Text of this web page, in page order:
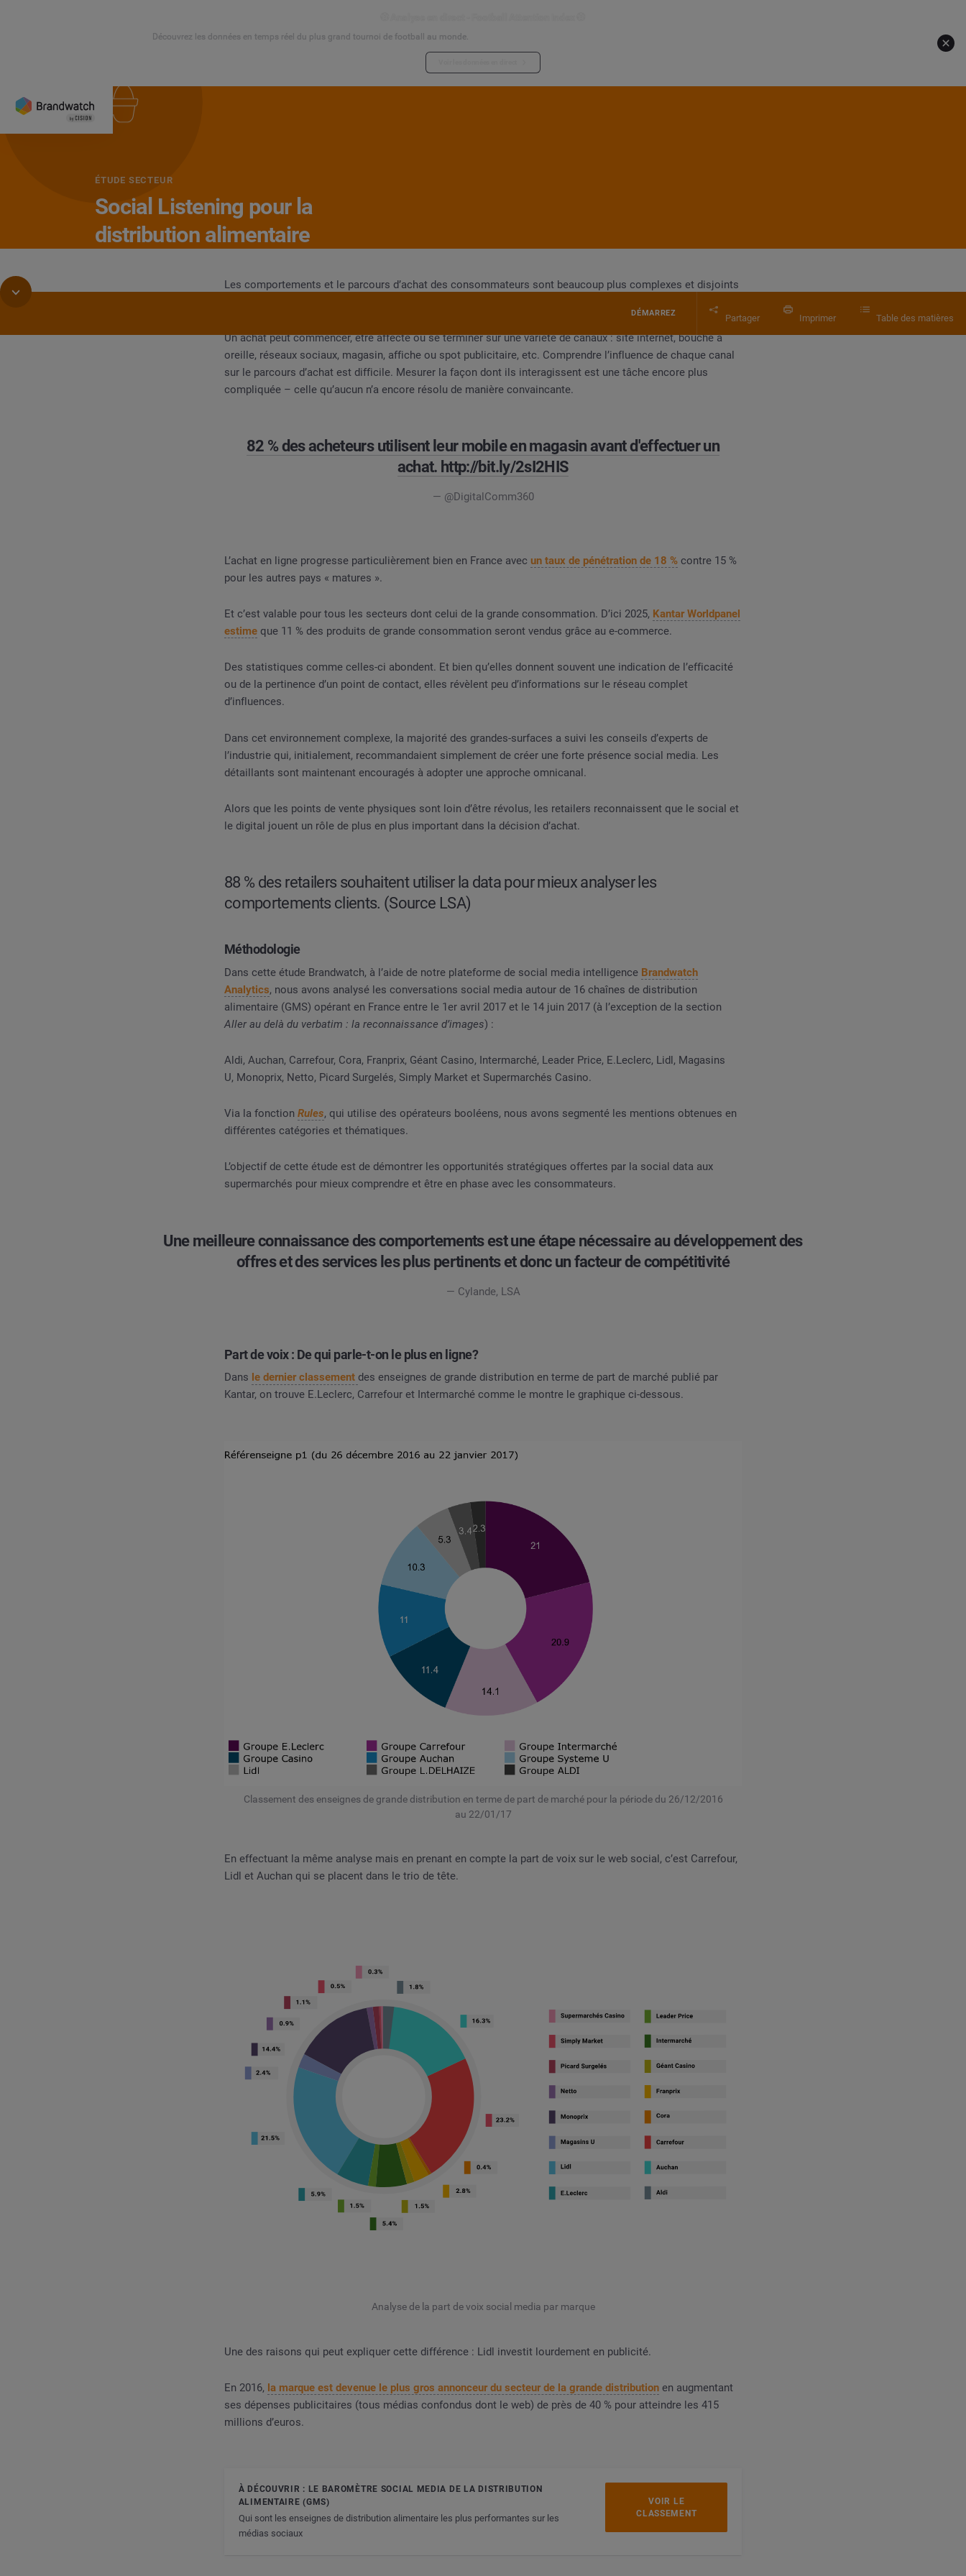
Découvrez les données en temps réel du plus grand tournoi de football au monde.
ÉTUDE SECTEUR
Social Listening pour la
distribution alimentaire
Social Listening pour la distribution alimentaire
DÉMARREZ Partager Imprimer Table des matières
Les comportements et le parcours d’achat des consommateurs sont beaucoup plus complexes et disjoints
Un achat peut commencer, être affecté ou se terminer sur une variété de canaux : site internet, bouche à
oreille, réseaux sociaux, magasin, affiche ou spot publicitaire, etc. Comprendre l’influence de chaque canal
sur le parcours d’achat est difficile. Mesurer la façon dont ils interagissent est une tâche encore plus
compliquée – celle qu’aucun n’a encore résolu de manière convaincante.
82 % des acheteurs utilisent leur mobile en magasin avant d'effectuer un
achat. http://bit.ly/2sI2HIS
— @DigitalComm360
L’achat en ligne progresse particulièrement bien en France avec un taux de pénétration de 18 % contre 15 %
pour les autres pays « matures ».
Et c’est valable pour tous les secteurs dont celui de la grande consommation. D’ici 2025, Kantar Worldpanel
estime que 11 % des produits de grande consommation seront vendus grâce au e-commerce.
Des statistiques comme celles-ci abondent. Et bien qu’elles donnent souvent une indication de l’efficacité
ou de la pertinence d’un point de contact, elles révèlent peu d’informations sur le réseau complet
d’influences.
Dans cet environnement complexe, la majorité des grandes-surfaces a suivi les conseils d’experts de
l’industrie qui, initialement, recommandaient simplement de créer une forte présence social media. Les
détaillants sont maintenant encouragés à adopter une approche omnicanal.
Alors que les points de vente physiques sont loin d’être révolus, les retailers reconnaissent que le social et
le digital jouent un rôle de plus en plus important dans la décision d’achat.
88 % des retailers souhaitent utiliser la data pour mieux analyser les
comportements clients. (Source LSA)
Méthodologie
Dans cette étude Brandwatch, à l’aide de notre plateforme de social media intelligence Brandwatch
Analytics, nous avons analysé les conversations social media autour de 16 chaînes de distribution
alimentaire (GMS) opérant en France entre le 1er avril 2017 et le 14 juin 2017 (à l’exception de la section
Aller au delà du verbatim : la reconnaissance d’images) :
Aldi, Auchan, Carrefour, Cora, Franprix, Géant Casino, Intermarché, Leader Price, E.Leclerc, Lidl, Magasins
U, Monoprix, Netto, Picard Surgelés, Simply Market et Supermarchés Casino.
Via la fonction Rules, qui utilise des opérateurs booléens, nous avons segmenté les mentions obtenues en
différentes catégories et thématiques.
L’objectif de cette étude est de démontrer les opportunités stratégiques offertes par la social data aux
supermarchés pour mieux comprendre et être en phase avec les consommateurs.
Une meilleure connaissance des comportements est une étape nécessaire au développement des
offres et des services les plus pertinents et donc un facteur de compétitivité
— Cylande, LSA
Part de voix : De qui parle-t-on le plus en ligne?
Dans le dernier classement des enseignes de grande distribution en terme de part de marché publié par
Kantar, on trouve E.Leclerc, Carrefour et Intermarché comme le montre le graphique ci-dessous.
Classement des enseignes de grande distribution en terme de part de marché pour la période du 26/12/2016
au 22/01/17
En effectuant la même analyse mais en prenant en compte la part de voix sur le web social, c’est Carrefour,
Lidl et Auchan qui se placent dans le trio de tête.
Analyse de la part de voix social media par marque
Une des raisons qui peut expliquer cette différence : Lidl investit lourdement en publicité.
En 2016, la marque est devenue le plus gros annonceur du secteur de la grande distribution en augmentant
ses dépenses publicitaires (tous médias confondus dont le web) de près de 40 % pour atteindre les 415
millions d’euros.
À DÉCOUVRIR : LE BAROMÈTRE SOCIAL MEDIA DE LA DISTRIBUTION
ALIMENTAIRE (GMS)
Qui sont les enseignes de distribution alimentaire les plus performantes sur les
médias sociaux
VOIR LE
CLASSEMENT